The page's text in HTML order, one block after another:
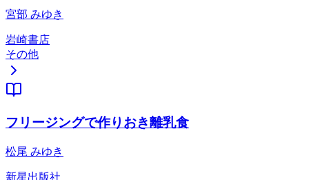
宮部 みゆき
岩崎書店
その他
フリージングで作りおき離乳食
松尾 みゆき
新星出版社